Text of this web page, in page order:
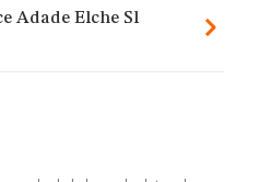
Adade Elche Sl